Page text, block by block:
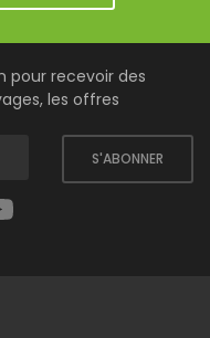
pour recevoir des
les offres
S'ABONNER